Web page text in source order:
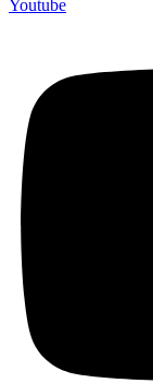
Youtube